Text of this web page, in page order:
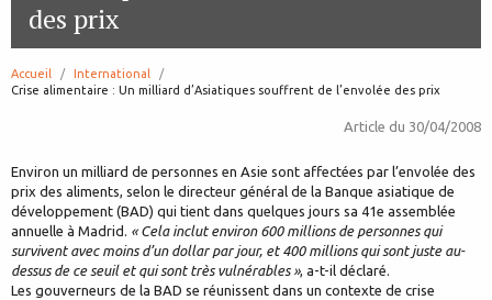
des prix
Accueil
International
page:
Crise alimentaire : Un milliard d’Asiatiques souffrent de l’envolée des prix
Article du 30/04/2008
Environ un milliard de personnes en Asie sont affectées par l’envolée des
prix des aliments, selon le directeur général de la Banque asiatique de
développement (BAD) qui tient dans quelques jours sa 41e assemblée
annuelle à Madrid. « Cela inclut environ 600 millions de personnes qui
survivent avec moins d’un dollar par jour, et 400 millions qui sont juste au-
dessus de ce seuil et qui sont très vulnérables », a-t-il déclaré.
Les gouverneurs de la BAD se réunissent dans un contexte de crise